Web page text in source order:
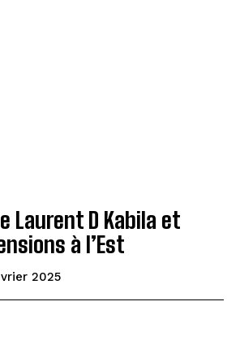
Laurent D Kabila et
à l’Est
2025